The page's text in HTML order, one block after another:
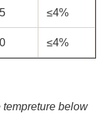
≤4%
≤4%
tempreture below